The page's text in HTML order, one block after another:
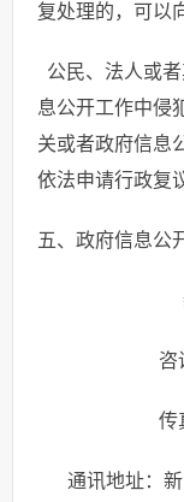
复处理的，可以
公民、法人或
息公开工作中侵
关或者政府信息
依法申请行政复
五、政府信息公
咨
传
通讯地址：